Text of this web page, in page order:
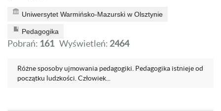
Uniwersytet Warmińsko-Mazurski w Olsztynie
Pedagogika
Pobrań: 161 Wyświetleń: 2464
Różne sposoby ujmowania pedagogiki. Pedagogika istnieje od
początku ludzkości. Człowiek...